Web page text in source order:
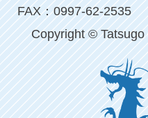
FAX：0997-62-2535
Copyright ©